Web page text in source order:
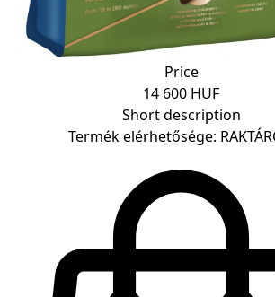
Price
14 600 HUF
Short description
Termék elérhetősége: